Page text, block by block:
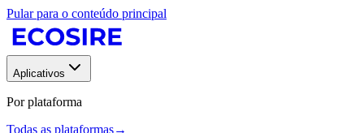
Pular para o conteúdo principal
Aplicativos
Por plataforma
Todas as plataformas→